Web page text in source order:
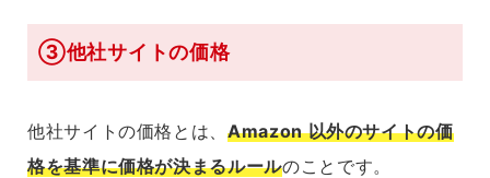
③他社サイトの価格
他社サイトの価格とは、Amazon 以外のサイトの価
格を基準に価格が決まるルールのことです。